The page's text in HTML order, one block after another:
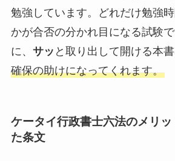
勉強しています。どれだけ勉強
かが合否の分かれ目になる試験
に、 サッ と取り出して開ける本書
確保の助けになってくれます。
ケータイ行政書士六法のメリ
た条文